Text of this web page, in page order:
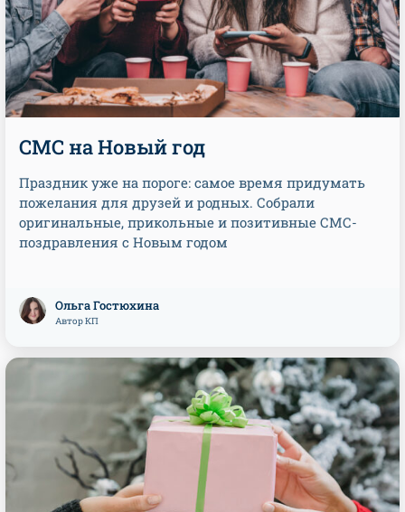
СМС на Новый год
Праздник уже на пороге: самое время придумать
пожелания для друзей и родных. Собрали
оригинальные, прикольные и позитивные СМС-
поздравления с Новым годом
Ольга Гостюхина
Автор КП